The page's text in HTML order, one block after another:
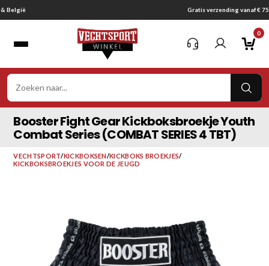
Ga
naar
0
Booster Fight Gear Kickboksbroekje Youth
Combat Series (COMBAT SERIES 4 TBT)
VECHTSPORT/KICKBOKSEN/KICKBOKS BROEKJES/
KICKBOKSBROEKJES VOOR DE JEUGD